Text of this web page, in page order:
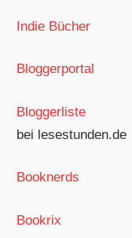
Indie Bücher
Bloggerportal
Bloggerliste
bei lesestunden.de
Booknerds
Bookrix